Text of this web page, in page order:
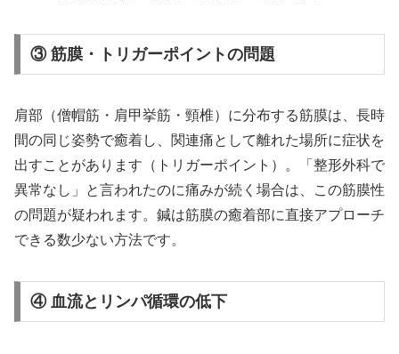
③ 筋膜・トリガーポイントの問題
肩部（僧帽筋・肩甲挙筋・頸椎）に分布する筋膜は、長時
間の同じ姿勢で癒着し、関連痛として離れた場所に症状を
出すことがあります（トリガーポイント）。「整形外科で
異常なし」と言われたのに痛みが続く場合は、この筋膜性
の問題が疑われます。鍼は筋膜の癒着部に直接アプローチ
できる数少ない方法です。
④ 血流とリンパ循環の低下